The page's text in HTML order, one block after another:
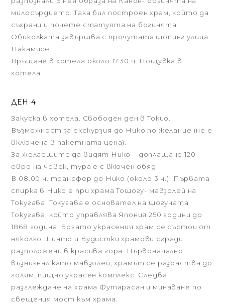
милосърдието. Така бил построен храм, който да
съхрани и почете статуята на богинята.
Обиколката завършва с прочутата шопинг улица
Накамисе.
Връщане в хотела около 17.30 ч. Нощувка в
хотела.
ДЕН 4
Закуска в хотела. Свободен ден в Токио.
Възможност за екскурзия до Нико по желание (не е
включена в пакетната цена).
За желаещите да видят Нико – доплащане 120
евро на човек, тура е с вкючен обяд
В 08.00 ч. трансфер до Нико (около 3 ч.). Първата
спирка в Нико е при храма Тошогу- мавзолей на
Токугава. Токугава е основател на шогуната
Токугава, който управлява Япония 250 години до
1868 година. Богато украсения храм се състои от
няколко Шинто и Будистки храмови сгради,
разположени в красива гора. Първоначално
възникнал като мавзолей, храмът се разраства до
голям, пищно украсен комплекс. Следва
разглеждане на храма Футарасан и минаване по
свещения мост към храма.